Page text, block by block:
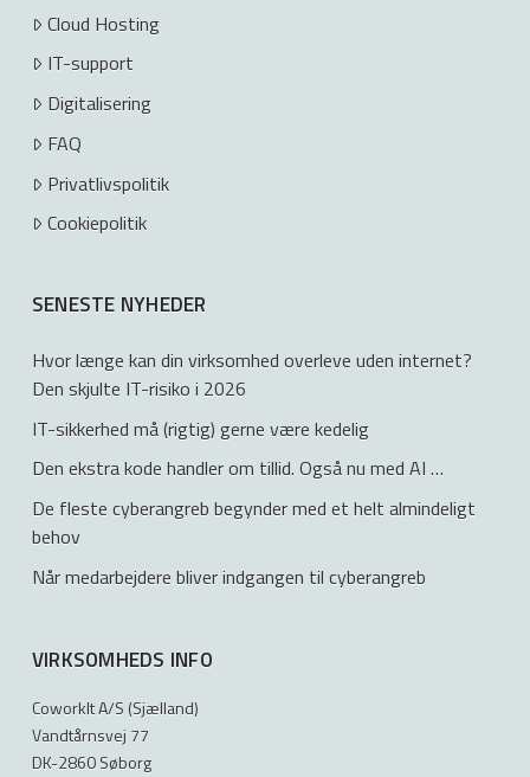
Cloud Hosting
IT-support
Digitalisering
FAQ
Privatlivspolitik
Cookiepolitik
SENESTE NYHEDER
Hvor længe kan din virksomhed overleve uden internet?
Den skjulte IT-risiko i 2026
IT-sikkerhed må (rigtig) gerne være kedelig
Den ekstra kode handler om tillid. Også nu med AI …
De fleste cyberangreb begynder med et helt almindeligt
behov
Når medarbejdere bliver indgangen til cyberangreb
VIRKSOMHEDS INFO
CoworkIt A/S (Sjælland)
Vandtårnsvej 77
DK-2860 Søborg